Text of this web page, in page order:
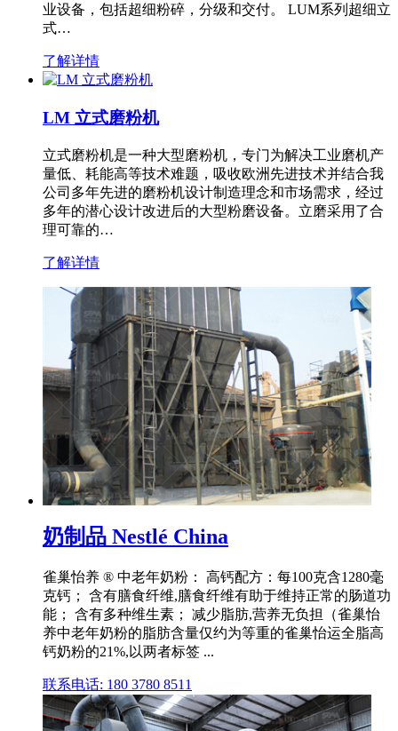
业设备，包括超细粉碎，分级和交付。 LUM系列超细立
式…
了解详情
LM 立式磨粉机
立式磨粉机是一种大型磨粉机，专门为解决工业磨机产
量低、耗能高等技术难题，吸收欧洲先进技术并结合我
公司多年先进的磨粉机设计制造理念和市场需求，经过
多年的潜心设计改进后的大型粉磨设备。立磨采用了合
理可靠的…
了解详情
奶制品 Nestlé China
雀巢怡养 ® 中老年奶粉： 高钙配方：每100克含1280毫
克钙； 含有膳食纤维,膳食纤维有助于维持正常的肠道功
能； 含有多种维生素； 减少脂肪,营养无负担（雀巢怡
养中老年奶粉的脂肪含量仅约为等重的雀巢怡运全脂高
钙奶粉的21%,以两者标签 ...
联系电话: 180 3780 8511